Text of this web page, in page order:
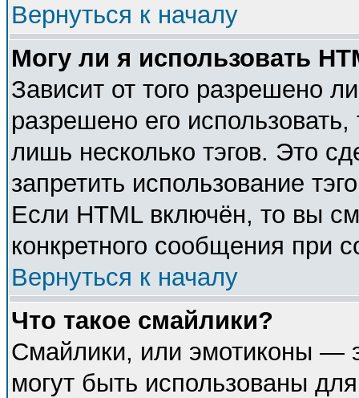
Вернуться к началу
Могу ли я использовать
Зависит от того разрешено
разрешено его использовать,
лишь несколько тэгов. Это
запретить использование
Если HTML включён, то вы
конкретного сообщения при
Вернуться к началу
Что такое смайлики?
Смайлики, или эмотиконы —
могут быть использованы